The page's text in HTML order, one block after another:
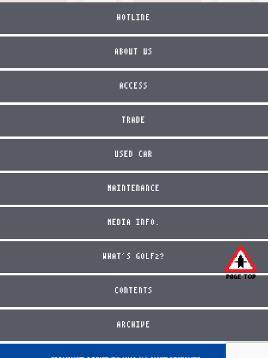
HOTLINE
ABOUT US
ACCESS
TRADE
USED CAR
MAINTENANCE
MEDIA INFO.
WHAT'S GOLF2?
CONTENTS
ARCHIVE